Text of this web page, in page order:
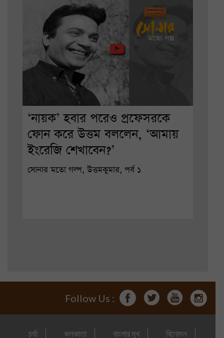
‘নায়ক’ হবার পরেও প্রফেসরকে
ফোন করে উত্তম বললেন, ‘আমায়
ইংরেজি শেখাবেন?’
সোনার মতো গল্প, উত্তমকুমার, পর্ব ১
Follow Us :
চর্যা কলকাতা বাংলার মুখ বিনোদন